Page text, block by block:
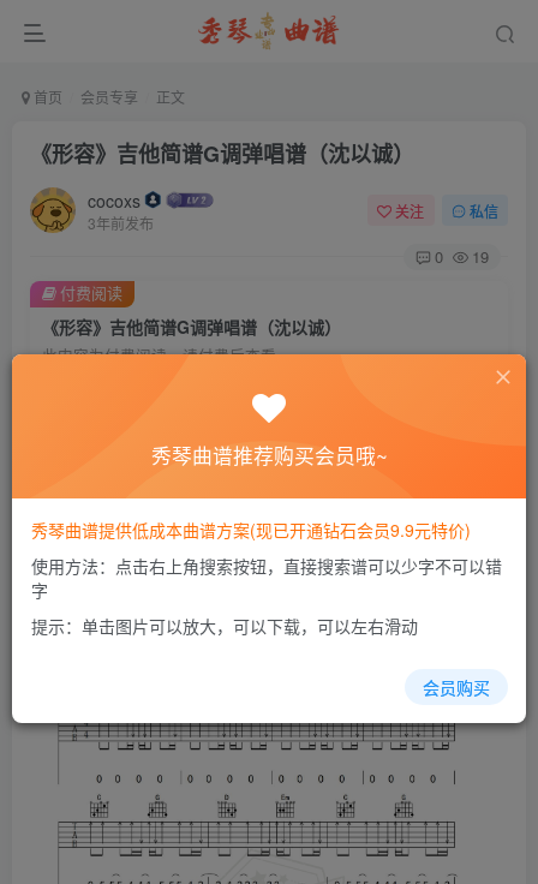
首页 会员专享 正文
《形容》吉他简谱G调弹唱谱（沈以诚）
cocoxs
3年前发布
关注 私信
0 19
《形容》吉他简谱G调弹唱谱（沈以诚）
此内容为付费阅读，请付费后查看
会员专属资源
黄金会员免费 钻石会员
开通会员
付费阅读
秀琴曲谱推荐购买会员哦~
秀琴曲谱提供低成本曲谱方案(现已开通钻石会员9.9元特价)
使用方法：点击右上角搜索按钮，直接搜索谱可以少字不可以错
字
提示：单击图片可以放大，可以下载，可以左右滑动
会员购买